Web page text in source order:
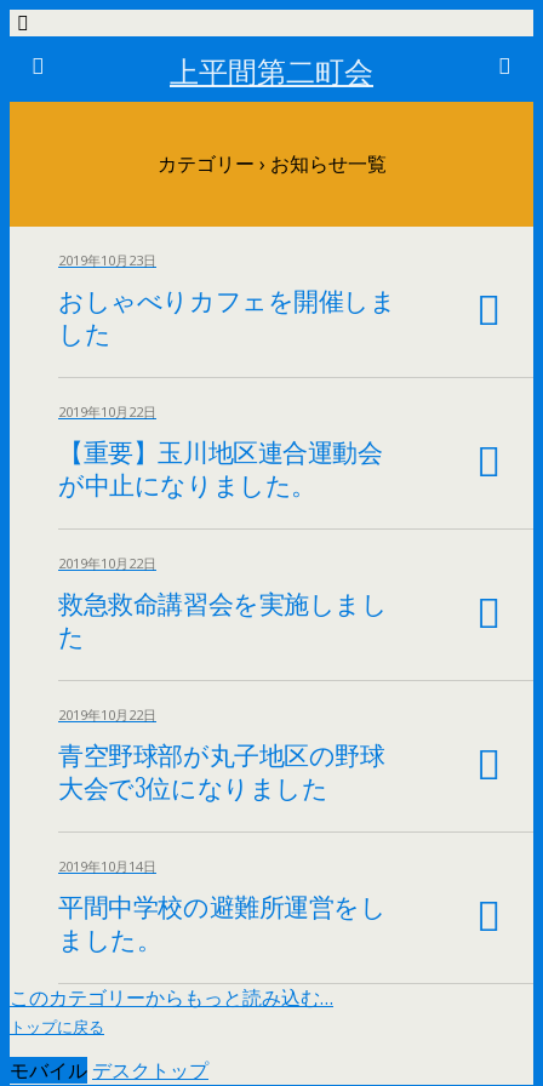
上平間第二町会
カテゴリー › お知らせ一覧
2019年10月23日
おしゃべりカフェを開催しま
した
2019年10月22日
【重要】玉川地区連合運動会
が中止になりました。
2019年10月22日
救急救命講習会を実施しまし
た
2019年10月22日
青空野球部が丸子地区の野球
大会で3位になりました
2019年10月14日
平間中学校の避難所運営をし
ました。
このカテゴリーからもっと読み込む…
トップに戻る
モバイル デスクトップ